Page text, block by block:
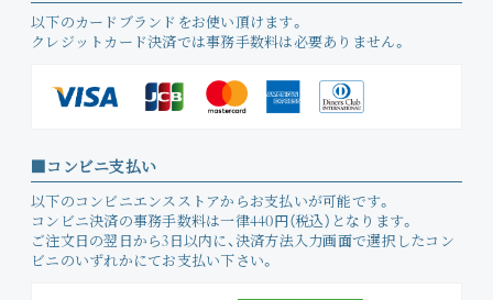
以下のカードブランドをお使い頂けます。
クレジットカード決済では事務手数料は必要ありません。
コンビニ支払い
以下のコンビニエンスストアからお支払いが可能です。
コンビニ決済の事務手数料は一律440円（税込）となります。
ご注文日の翌日から3日以内に、決済方法入力画面で選択したコン
ビニのいずれかにてお支払い下さい。